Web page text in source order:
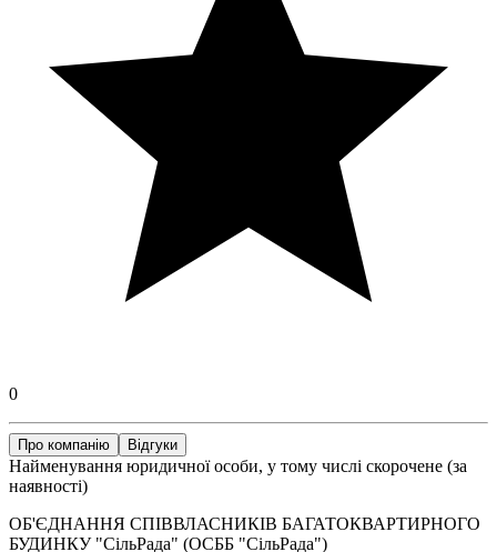
0
Про компанію Відгуки
Найменування юридичної особи, у тому числі скорочене (за
наявності)
ОБ'ЄДНАННЯ СПІВВЛАСНИКІВ БАГАТОКВАРТИРНОГО
БУДИНКУ "СільРада" (ОСББ "СільРада")